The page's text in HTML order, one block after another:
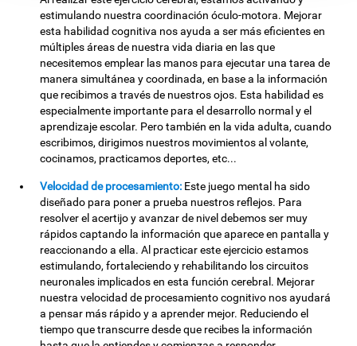
estimulando nuestra coordinación óculo-motora. Mejorar
esta habilidad cognitiva nos ayuda a ser más eficientes en
múltiples áreas de nuestra vida diaria en las que
necesitemos emplear las manos para ejecutar una tarea de
manera simultánea y coordinada, en base a la información
que recibimos a través de nuestros ojos. Esta habilidad es
especialmente importante para el desarrollo normal y el
aprendizaje escolar. Pero también en la vida adulta, cuando
escribimos, dirigimos nuestros movimientos al volante,
cocinamos, practicamos deportes, etc...
Velocidad de procesamiento: Este juego mental ha sido
diseñado para poner a prueba nuestros reflejos. Para
resolver el acertijo y avanzar de nivel debemos ser muy
rápidos captando la información que aparece en pantalla y
reaccionando a ella. Al practicar este ejercicio estamos
estimulando, fortaleciendo y rehabilitando los circuitos
neuronales implicados en esta función cerebral. Mejorar
nuestra velocidad de procesamiento cognitivo nos ayudará
a pensar más rápido y a aprender mejor. Reduciendo el
tiempo que transcurre desde que recibes la información